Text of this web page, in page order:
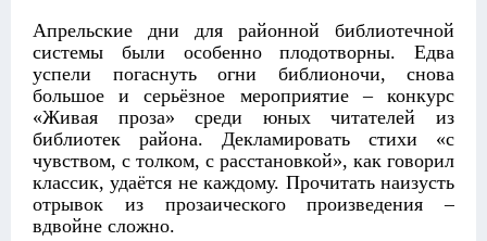
Апрельские дни для районной библиотечной
системы были особенно плодотворны. Едва
успели погаснуть огни библионочи, снова
большое и серьёзное мероприятие – конкурс
«Живая проза» среди юных читателей из
библиотек района. Декламировать стихи «с
чувством, с толком, с расстановкой», как говорил
классик, удаётся не каждому. Прочитать наизусть
отрывок из прозаического произведения –
вдвойне сложно.